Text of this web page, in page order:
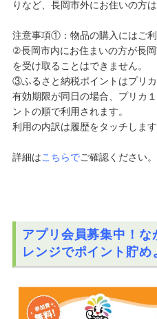
りなど、長岡市外にお住いの方
注意事項①：物品の購入にはご利
②長岡市内にお住まいの方が長
を受け取ることはできません。
③ふるさと納税ポイントはプリカ
有効期限が同日の場合、プリカ
ントの順で利用されます。
利用の内訳は履歴をタッチしま
詳細はこちらでご確認ください。
アプリ会員募集中！な
レンジでポイント貯め